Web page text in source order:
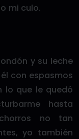
mi culo.
y su leche
con espasmos
lo que le quedó
hasta
no tan
yo también